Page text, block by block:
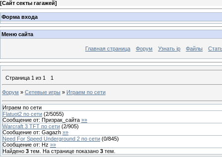
[Сайт секты гагажей]
Форма входа
Меню сайта
Главная страница Форум Узнать ip Файлы
Страница 1 из 1 1
Форум » Сетевые игры » Играем по сети
Играем по сети
Flatuot2 по сети (2/5055)
Сообщение от: Призрак_сайта »»
Warcraft 3 TFT по сети (2/905)
Сообщение от: Gagazh »»
Need For Speed Underground 2 по сети (0/845)
Сообщение от: Hz »»
Найдено 3 тем. На странице показано 3 тем.